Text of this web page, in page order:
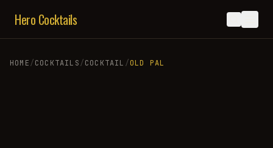
Hero Cocktails
HOME/COCKTAILS/COCKTAIL /OLD PAL